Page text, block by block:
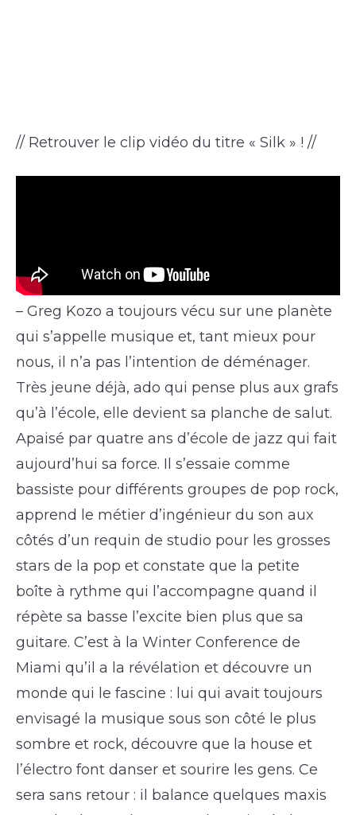
// Retrouver le clip vidéo du titre « Silk » ! //
– Greg Kozo a toujours vécu sur une planète
qui s’appelle musique et, tant mieux pour
nous, il n’a pas l’intention de déménager.
Très jeune déjà, ado qui pense plus aux grafs
qu’à l’école, elle devient sa planche de salut.
Apaisé par quatre ans d’école de jazz qui fait
aujourd’hui sa force. Il s’essaie comme
bassiste pour différents groupes de pop rock,
apprend le métier d’ingénieur du son aux
côtés d’un requin de studio pour les grosses
stars de la pop et constate que la petite
boîte à rythme qui l’accompagne quand il
répète sa basse l’excite bien plus que sa
guitare. C’est à la Winter Conference de
Miami qu’il a la révélation et découvre un
monde qui le fascine : lui qui avait toujours
envisagé la musique sous son côté le plus
sombre et rock, découvre que la house et
l’électro font danser et sourire les gens. Ce
sera sans retour : il balance quelques maxis